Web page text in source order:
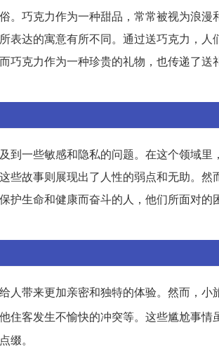
巧克力作为一种甜品，常常被视为浪漫
达的寓意有所不同。通过送巧克力，人
巧克力作为一种珍贵的礼物，也传递了送
到一些敏感和隐私的问题。在这个领域里
故事则展现出了人性的弱点和无助。然
护生命和健康而奋斗的人，他们所面对的
带来更加亲密和独特的体验。然而，小
住客发生不愉快的冲突等。这些尴尬事情
缀。